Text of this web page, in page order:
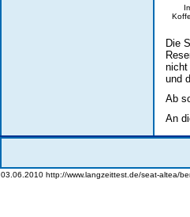
Die
nicht
und
Ab
An
03.06.2010 http://www.langzeittest.de/seat-altea/